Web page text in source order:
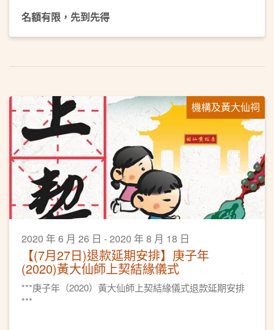
名額有限，先到先得
機構及黃大仙祠
2020 年 6 月 26 日 - 2020 年 8 月 18 日
【(7月27日)退款延期安排】庚子年
(2020)黃大仙師上契結緣儀式
***庚子年（2020）黃大仙師上契結緣儀式退款延期安排
***